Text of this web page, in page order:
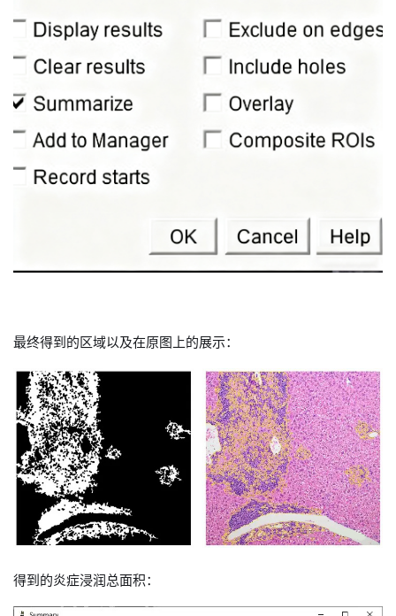
最终得到的区域以及在原图上的展示：
得到的炎症浸润总面积：